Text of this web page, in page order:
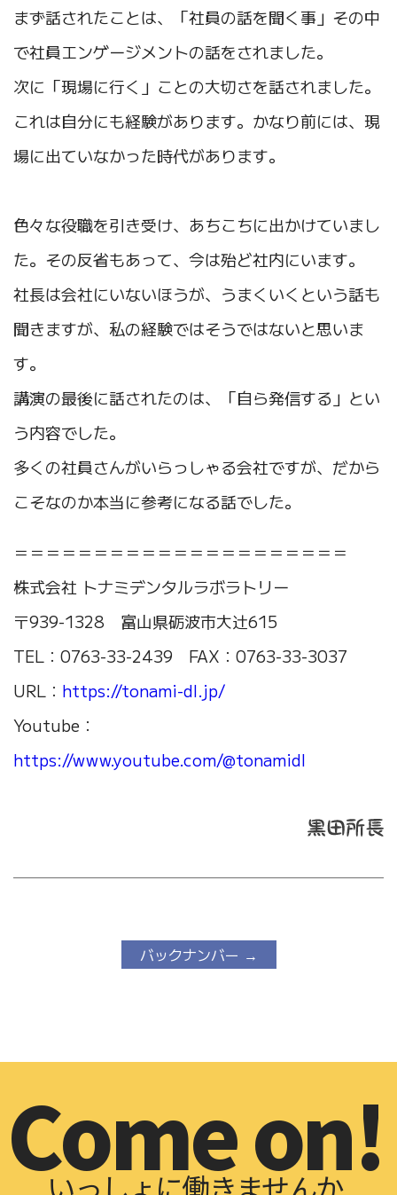
まず話されたことは、「社員の話を聞く事」その中
で社員エンゲージメントの話をされました。
次に「現場に行く」ことの大切さを話されました。
これは自分にも経験があります。かなり前には、現
場に出ていなかった時代があります。
色々な役職を引き受け、あちこちに出かけていまし
た。その反省もあって、今は殆ど社内にいます。
社長は会社にいないほうが、うまくいくという話も
聞きますが、私の経験ではそうではないと思いま
す。
講演の最後に話されたのは、「自ら発信する」とい
う内容でした。
多くの社員さんがいらっしゃる会社ですが、だから
こそなのか本当に参考になる話でした。
＝＝＝＝＝＝＝＝＝＝＝＝＝＝＝＝＝＝＝＝＝
株式会社 トナミデンタルラボラトリー
〒939-1328 富山県砺波市大辻615
TEL：0763-33-2439 FAX：0763-33-3037
URL： https://tonami-dl.jp/
Youtube：
https://www.youtube.com/@tonamidl
バックナンバー →
Come on!
いっしょに働きませんか